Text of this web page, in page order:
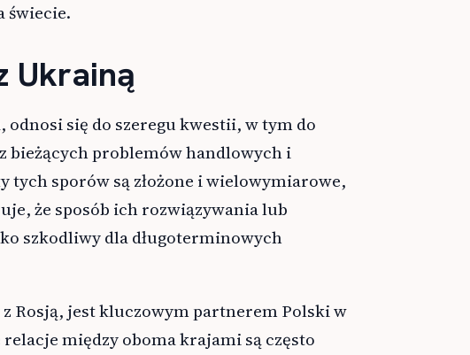
świecie.
Ukrainą
się do szeregu kwestii, w tym do
bieżących problemów handlowych i
tych sporów są złożone i wielowymiarowe,
że sposób ich rozwiązywania lub
szkodliwy dla długoterminowych
Rosją, jest kluczowym partnerem Polski w
między oboma krajami są często